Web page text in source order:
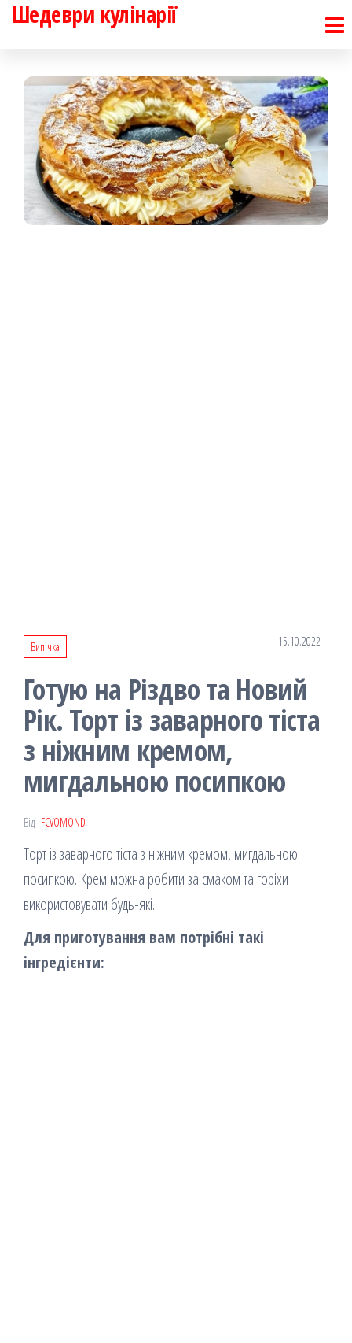
Перейти
Шедеври кулінарії
Випічка 15.10.2022
Готую на Різдво та Новий
Рік. Торт із заварного тіста
з ніжним кремом,
мигдальною посипкою
Від FCVOMOND
Торт із заварного тіста з ніжним кремом, мигдальною
посипкою. Крем можна робити за смаком та горіхи
використовувати будь-які.
Для приготування вам потрібні такі
інгредієнти: